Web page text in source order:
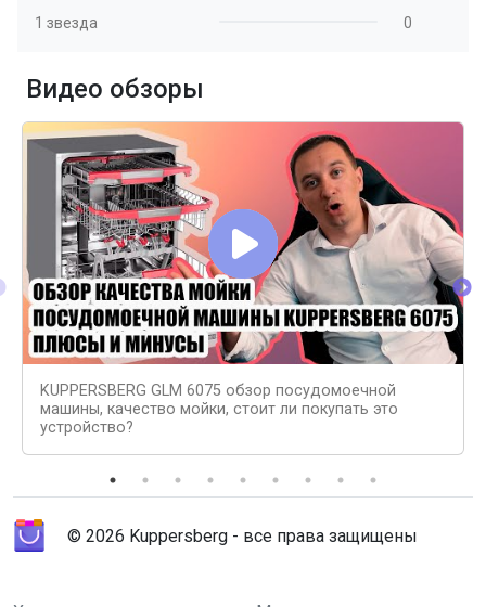
1 звезда 0
Видео обзоры
KUPPERSBERG GLM 6075 обзор посудомоечной
машины, качество мойки, стоит ли покупать это
устройство?
© 2026 Kuppersberg - все права защищены